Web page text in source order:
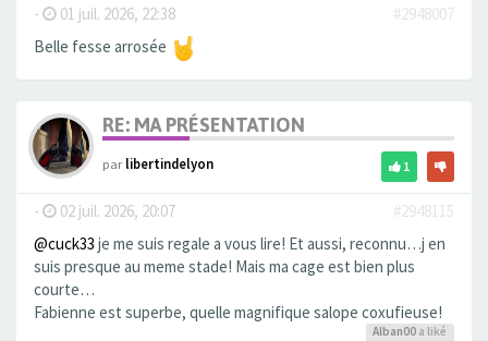
- 01 juil. 2026, 22:38
#2948007
Belle fesse arrosée
RE: MA PRÉSENTATION
parlibertindelyon 1
- 02 juil. 2026, 20:07
#2948115
@cuck33 je me suis regale a vous lire! Et aussi, reconnu…j en
suis presque au meme stade! Mais ma cage est bien plus
courte…
Fabienne est superbe, quelle magnifique salope coxufieuse!
Alban00 a liké